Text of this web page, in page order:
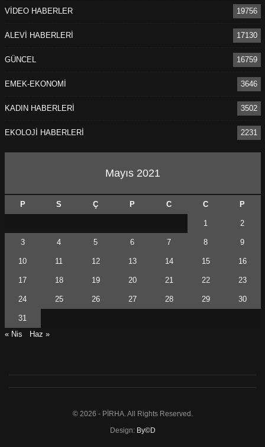
VİDEO HABERLER 19756
ALEVİ HABERLERİ 17130
GÜNCEL 16759
EMEK-EKONOMİ 3646
KADIN HABERLERİ 3502
EKOLOJİ HABERLERİ 2231
Mayıs 2021
P S Ç P C C P
1 2
3 4 5 6 7 8 9
10 11 12 13 14 15 16
17 18 19 20 21 22 23
24 25 26 27 28 29 30
31
« Nis
Haz »
© 2026 - PİRHA. All Rights Reserved.
Design: By©D